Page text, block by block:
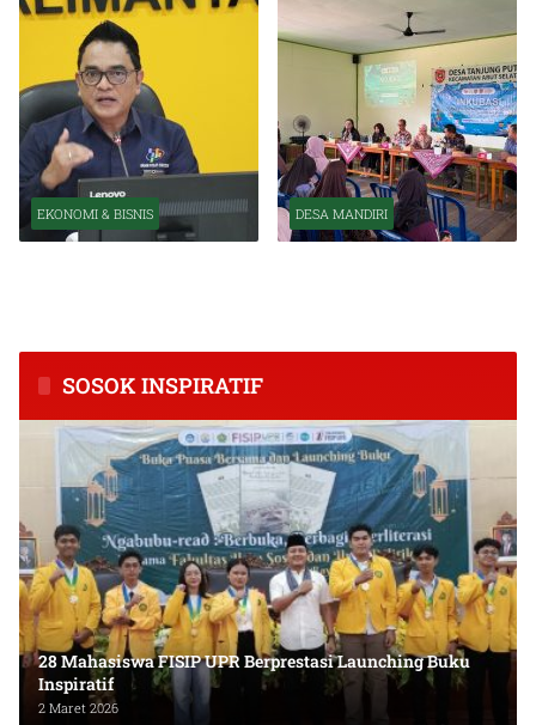
EKONOMI & BISNIS DESA MANDIRI
SOSOK INSPIRATIF
28 Mahasiswa FISIP UPR Berprestasi Launching Buku
Inspiratif
2 Maret 2026